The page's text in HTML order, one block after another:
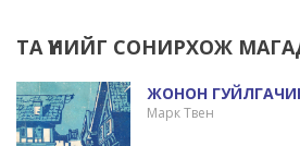
ТА ҮҮНИЙГ СОНИРХОЖ
ЖОНОН
Марк Твен